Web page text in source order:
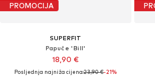
PROMOCIJA
SUPERFIT
Papuče 'Bill'
18,90 €
Posljednja najniža cijena:23,90 €-21%